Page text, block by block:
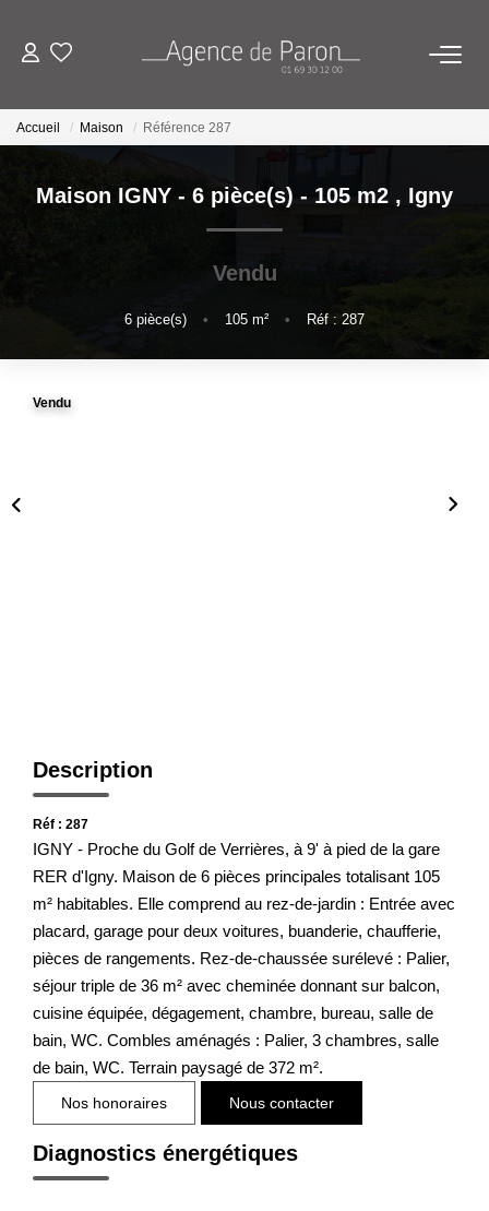
ACHETER
Estimez Votre Bien En Ligne
Accueil Maison Référence 287
Maison IGNY - 6 pièce(s) - 105 m2 , Igny
Vendu
6 pièce(s) • 105 m² • Réf : 287
Vendu
Description
Réf : 287
IGNY - Proche du Golf de Verrières, à 9' à pied de la gare
RER d'Igny. Maison de 6 pièces principales totalisant 105
m² habitables. Elle comprend au rez-de-jardin : Entrée avec
placard, garage pour deux voitures, buanderie, chaufferie,
pièces de rangements. Rez-de-chaussée surélevé : Palier,
séjour triple de 36 m² avec cheminée donnant sur balcon,
cuisine équipée, dégagement, chambre, bureau, salle de
bain, WC. Combles aménagés : Palier, 3 chambres, salle
de bain, WC. Terrain paysagé de 372 m².
Nos honoraires Nous contacter
Diagnostics énergétiques